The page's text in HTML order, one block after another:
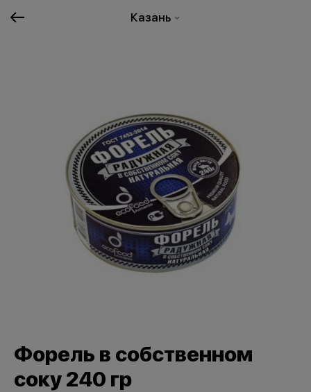
Казань
Форель в собственном
соку 240 гр